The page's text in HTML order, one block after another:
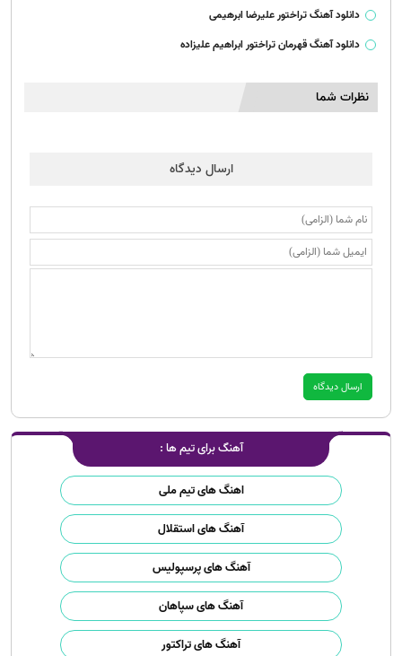
آهنگ برای تیم ها :
اهنگ های تیم ملی
آهنگ های استقلال
آهنگ های پرسپولیس
آهنگ های سپاهان
آهنگ های تراکتور
دانلود آهنگ تراختور علیرضا ابرهیمی
دانلود آهنگ قهرمان تراختور ابراهیم علیزاده
نظرات شما
ارسال دیدگاه